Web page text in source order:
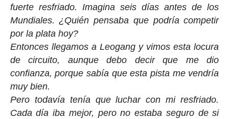
fuerte resfriado. Imagina seis días antes de los
Mundiales. ¿Quién pensaba que podría competir
por la plata hoy?
Entonces llegamos a Leogang y vimos esta locura
de circuito, aunque debo decir que me dio
confianza, porque sabía que esta pista me vendría
muy bien.
Pero todavía tenía que luchar con mi resfriado.
Cada día iba mejor, pero no estaba seguro de si